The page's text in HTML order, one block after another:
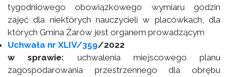
tygodniowego obowiązkowego wymiaru godzin
zajęć dla niektórych nauczycieli w placówkach, dla
których Gmina Żarów jest organem prowadzącym
Uchwała nr XLIV/359/2022
w sprawie: uchwalenia miejscowego planu
zagospodarowania przestrzennego dla obrębu